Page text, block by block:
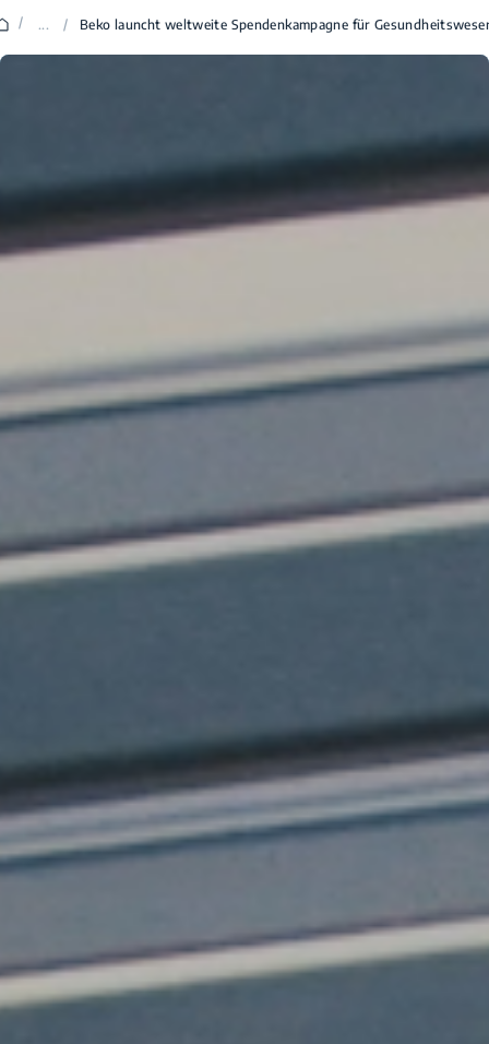
/ ... / Beko launcht weltweite Spendenkampagne für